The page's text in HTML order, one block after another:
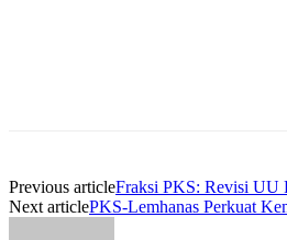
Previous articleFraksi PKS: Revisi UU
Next articlePKS-Lemhanas Perkuat